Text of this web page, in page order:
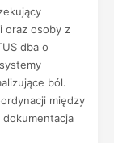
oraz osoby z
dba o
ból.
między